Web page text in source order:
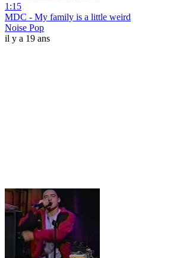
1:15
MDC - My family is a little weird
Noise Pop
il y a 19 ans